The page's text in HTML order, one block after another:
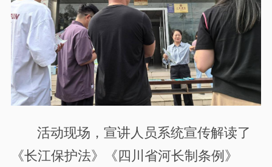
活动现场，宣讲人员系统宣传解读了
《长江保护法》《四川省河长制条例》